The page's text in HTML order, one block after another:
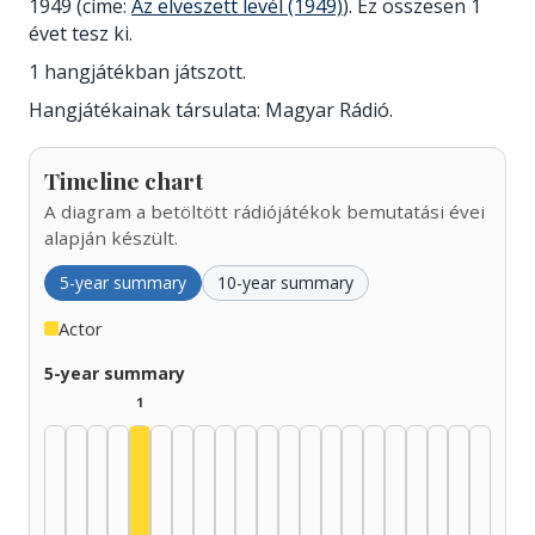
1949 (címe: Az elveszett levél (1949)). Ez összesen 1
évet tesz ki.
1 hangjátékban játszott.
Hangjátékainak társulata: Magyar Rádió.
Timeline chart
A diagram a betöltött rádiójátékok bemutatási évei
alapján készült.
5-year summary 10-year summary
Actor
5-year summary
1